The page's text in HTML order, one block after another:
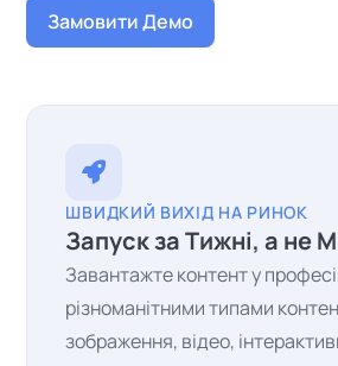
Замовити Демо
ШВИДКИЙ ВИХІД НА РИНОК
Запуск за Тижні, а не
Завантажте контент у
різноманітними типами
зображення, відео,